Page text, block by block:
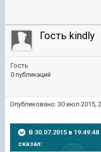
Гость kindly
Гость
0 публикаций
Опубликовано: 30 июл 2015,
В 30.07.2015 в
сказал: